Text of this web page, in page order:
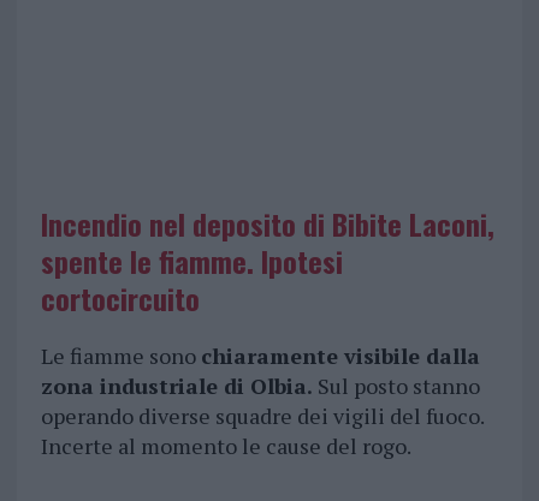
Incendio nel deposito di Bibite Laconi,
spente le fiamme. Ipotesi
cortocircuito
Le fiamme sono chiaramente visibile dalla
zona industriale di Olbia. Sul posto stanno
operando diverse squadre dei vigili del fuoco.
Incerte al momento le cause del rogo.